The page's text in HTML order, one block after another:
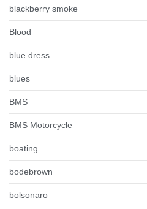
blackberry smoke
Blood
blue dress
blues
BMS
BMS Motorcycle
boating
bodebrown
bolsonaro